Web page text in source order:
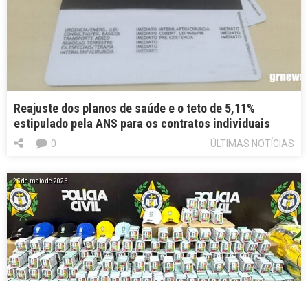
Reajuste dos planos de saúde e o teto de 5,11%
estipulado pela ANS para os contratos individuais
ÚLTIMAS NOTÍCIAS
0
25 de maio de 2026